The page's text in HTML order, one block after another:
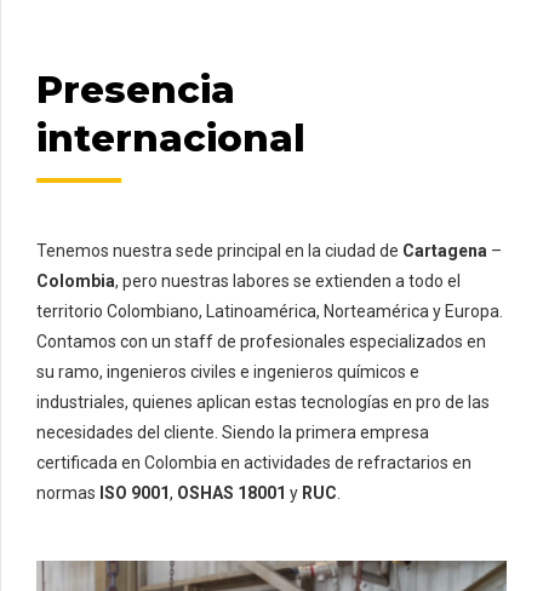
Presencia
internacional
Tenemos nuestra sede principal en la ciudad de Cartagena –
Colombia, pero nuestras labores se extienden a todo el
territorio Colombiano, Latinoamérica, Norteamérica y Europa.
Contamos con un staff de profesionales especializados en
su ramo, ingenieros civiles e ingenieros químicos e
industriales, quienes aplican estas tecnologías en pro de las
necesidades del cliente. Siendo la primera empresa
certificada en Colombia en actividades de refractarios en
normas ISO 9001, OSHAS 18001 y RUC.